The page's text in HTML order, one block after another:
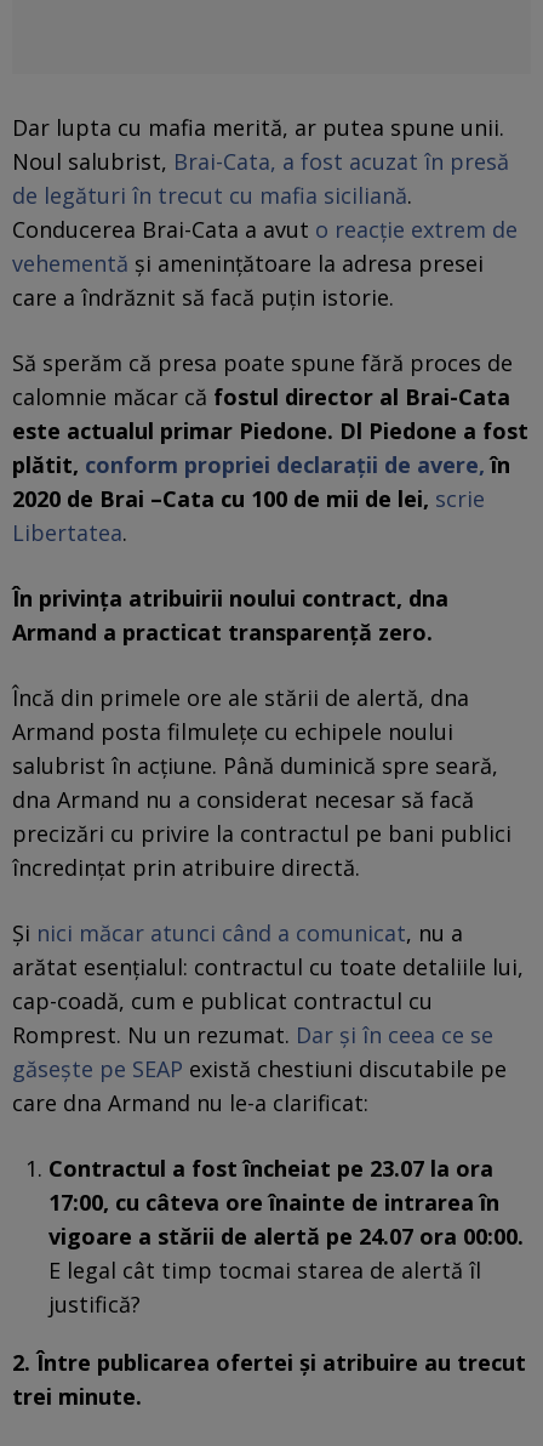
Dar lupta cu mafia merită, ar putea spune unii.
Noul salubrist, Brai-Cata, a fost acuzat în presă
de legături în trecut cu mafia siciliană.
Conducerea Brai-Cata a avut o reacție extrem de
vehementă și amenințătoare la adresa presei
care a îndrăznit să facă puțin istorie.
Să sperăm că presa poate spune fără proces de
calomnie măcar că fostul director al Brai-Cata
este actualul primar Piedone. Dl Piedone a fost
plătit, conform propriei declarații de avere,în
2020 de Brai –Cata cu 100 de mii de lei, scrie
Libertatea.
În privința atribuirii noului contract, dna
Armand a practicat transparență zero.
Încă din primele ore ale stării de alertă, dna
Armand posta filmulețe cu echipele noului
salubrist în acțiune. Până duminică spre seară,
dna Armand nu a considerat necesar să facă
precizări cu privire la contractul pe bani publici
încredințat prin atribuire directă.
Și nici măcar atunci când a comunicat, nu a
arătat esențialul: contractul cu toate detaliile lui,
cap-coadă, cum e publicat contractul cu
Romprest. Nu un rezumat. Dar și în ceea ce se
găsește pe SEAP există chestiuni discutabile pe
care dna Armand nu le-a clarificat:
Contractul a fost încheiat pe 23.07 la ora
17:00, cu câteva ore înainte de intrarea în
vigoare a stării de alertă pe 24.07 ora 00:00.
E legal cât timp tocmai starea de alertă îl
justifică?
2. Între publicarea ofertei și atribuire au trecut
trei minute.